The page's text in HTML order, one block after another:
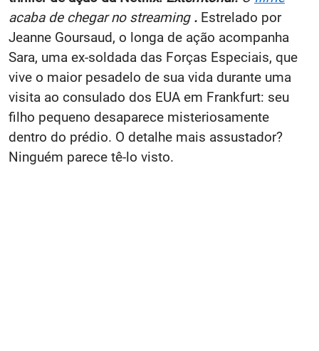
acaba de chegar no streaming. Estrelado por
Jeanne Goursaud, o longa de ação acompanha
Sara, uma ex-soldada das Forças Especiais, que
vive o maior pesadelo de sua vida durante uma
visita ao consulado dos EUA em Frankfurt: seu
filho pequeno desaparece misteriosamente
dentro do prédio. O detalhe mais assustador?
Ninguém parece tê-lo visto.